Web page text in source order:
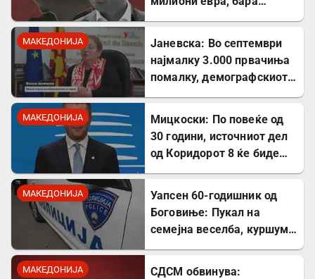
МАКЕДОНИЈА
Јаневска: Во септември
најмалку 3.000 првачиња
помалку, демографскиот
МАКЕДОНИЈА
Мицкоски: По повеќе од
30 години, источниот дел
од Коридорот 8 ќе биде
МАКЕДОНИЈА
Уапсен 60-годишник од
Боговиње: Пукал на
семејна веселба, куршум
МАКЕДОНИЈА
СДСМ обвинува: